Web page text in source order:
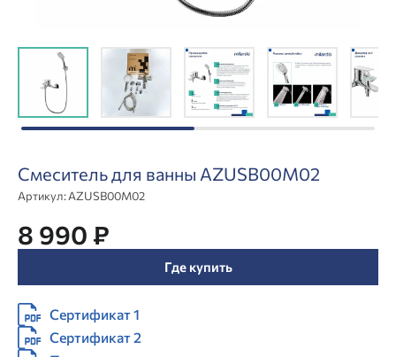
Смеситель для ванны AZUSB00M02
Артикул:AZUSB00M02
8 990 ₽
Где купить
Сертификат 1
Сертификат 2